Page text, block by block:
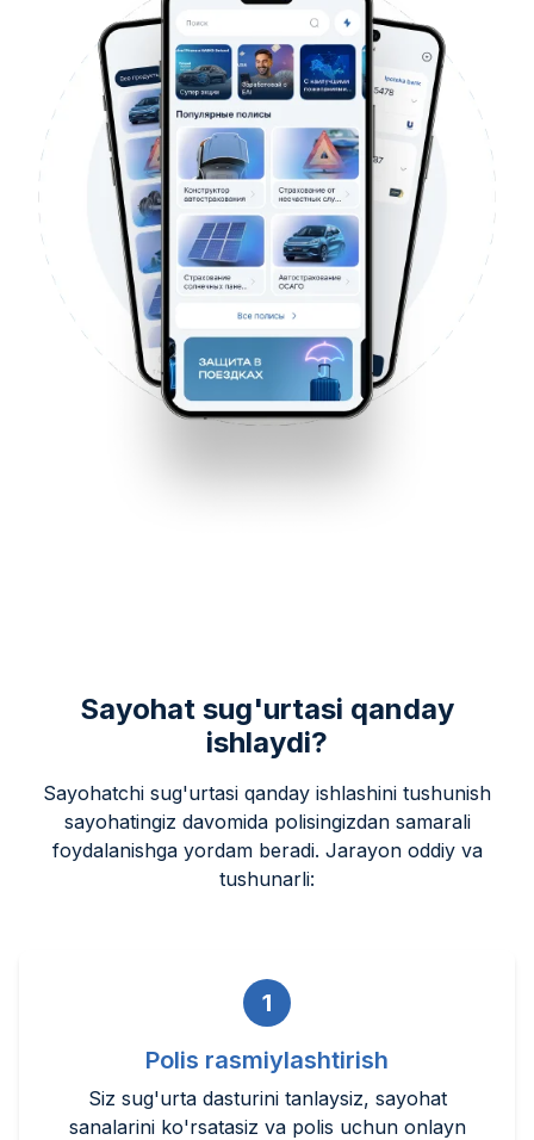
Sayohat sug'urtasi qanday
ishlaydi?
Sayohatchi sug'urtasi qanday ishlashini tushunish
sayohatingiz davomida polisingizdan samarali
foydalanishga yordam beradi. Jarayon oddiy va
tushunarli:
1
Polis rasmiylashtirish
Siz sug'urta dasturini tanlaysiz, sayohat
sanalarini ko'rsatasiz va polis uchun onlayn